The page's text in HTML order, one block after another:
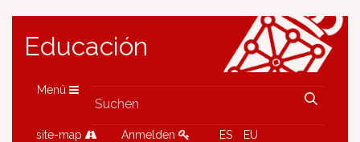
Educación
Menü
site-map Anmelden ES EU